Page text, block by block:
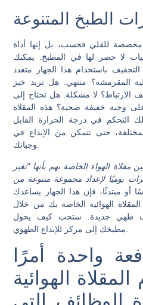
الطبخ المتنوعة
مخصصة للقلي فحسب، بل إنها أداة
لا حصر لها في المطبخ. يمكنك
باستخدام هذا الجهاز متعدد
المقرمشة؟ منتهي. هل تريد خبز
لا مشكلة. هل تحتاج إلى
وجبة خفيفة صحية؟ هذه المقلاة
لك التحكم في درجة الحرارة القابل
حتى تتمكن من الإبداع في
وجباتك.
الهواء الخاصة بهم بأنها "تغير
يوميًا لإعداد مجموعة متنوعة من
أو مبتدئًا، فإن هذا الجهاز يساعدك
الهوائية الخاصة بك من خلال
طهي جديدة. ستحب كيف يحول
واحدة أمرًا
الهوائية